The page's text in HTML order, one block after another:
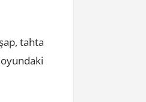
tahta